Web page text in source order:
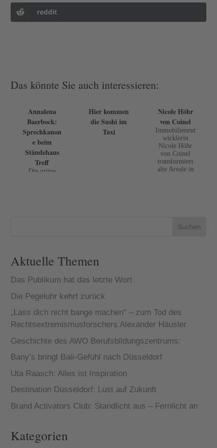
reddit
Das könnte Sie auch interessieren:
Annalena
Baerbock:
Sprechkanon
e beim
Ständehaus
Treff
Die grüne
Sac...
Hier kommen
die Sushi im
Taxi
Nicole Höhr
von Coinel
Immobilienent
wicklerin
Nicole Höhr
von Coinel
transformiert
alte Areale in
Suchen
Aktuelle Themen
Das Publikum hat das letzte Wort
Die Pegeluhr kehrt zurück
„Lass dich nicht bange machen“ – zum Tod des
Rechtsextremismusforschers Alexander Häusler
Geschichte des AWO Berufsbildungszentrums:
Bany’s bringt Bali-Gefühl nach Düsseldorf
Uta Raasch: Alles ist Inspiration
Destination Düsseldorf: Lust auf Zukunft
Brand Activators Club: Standlicht aus – Fernlicht an
Kategorien